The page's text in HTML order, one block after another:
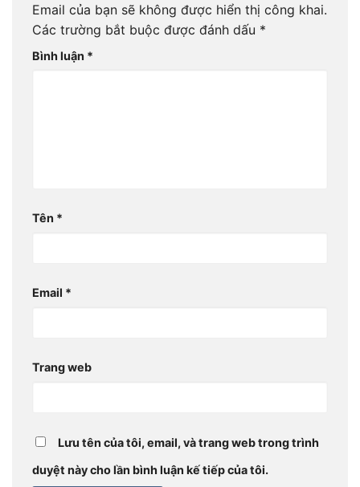
Email của bạn sẽ không được hiển thị công khai.
Các trường bắt buộc được đánh dấu *
Bình luận *
Tên *
Email *
Trang web
Lưu tên của tôi, email, và trang web trong trình
duyệt này cho lần bình luận kế tiếp của tôi.